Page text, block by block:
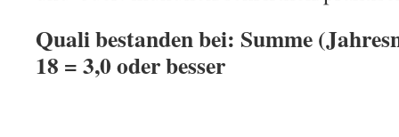
Quali bestanden bei: Summe
18 = 3,0 oder besser